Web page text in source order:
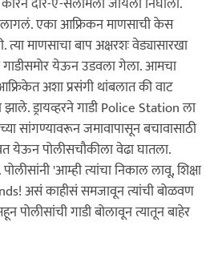
एका आफ्रिकन माणसाची केस
माणसाचा बाप अक्षरशः वेड्यासारखा
येऊन उडवला गेला. आमचा
अशा प्रसंगी थांबलात की वाट
ड्रायव्हरने गाडी Police Station ला
सांगण्यावरून जमावापासून बचावासाठी
येऊन पोलीसचौकीला वेढा घातला.
'आम्ही त्यांचा निकाल लावू, शिक्षा
असं काहीसं समजावून त्यांची बोळवण
पोलीसांची गाडी बोलावून त्यातून बाहेर